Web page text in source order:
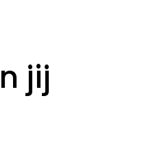
jij